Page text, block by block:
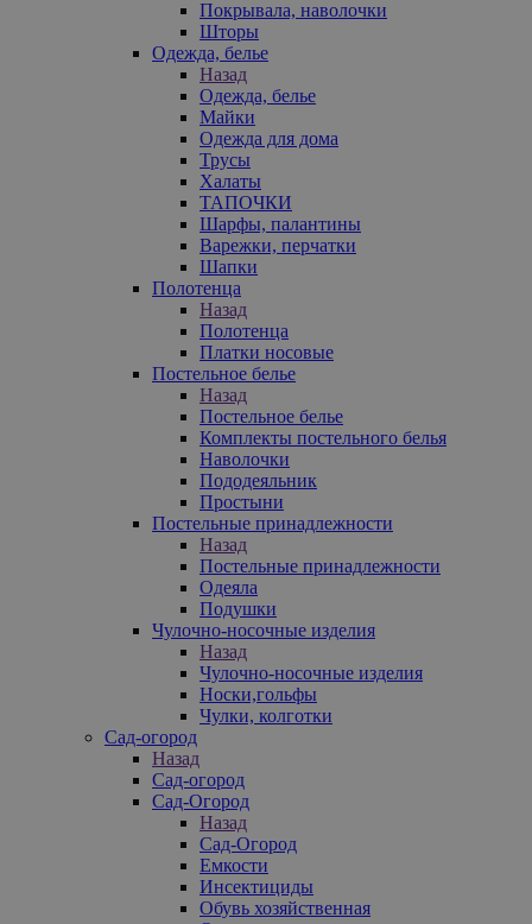
Покрывала, наволочки
Шторы
Одежда, белье
Назад
Одежда, белье
Майки
Одежда для дома
Трусы
Халаты
ТАПОЧКИ
Шарфы, палантины
Варежки, перчатки
Шапки
Полотенца
Назад
Полотенца
Платки носовые
Постельное белье
Назад
Постельное белье
Комплекты постельного белья
Наволочки
Пододеяльник
Простыни
Постельные принадлежности
Назад
Постельные принадлежности
Одеяла
Подушки
Чулочно-носочные изделия
Назад
Чулочно-носочные изделия
Носки,гольфы
Чулки, колготки
Сад-огород
Назад
Сад-огород
Сад-Огород
Назад
Сад-Огород
Емкости
Инсектициды
Обувь хозяйственная